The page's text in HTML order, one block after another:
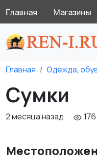
Главная Магазины
Главная Одежда,
Сумки
2 месяца назад